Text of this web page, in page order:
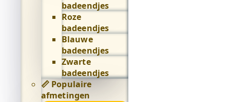
badeendjes
Roze
badeendjes
Blauwe
badeendjes
Zwarte
badeendjes
📏 Populaire
afmetingen